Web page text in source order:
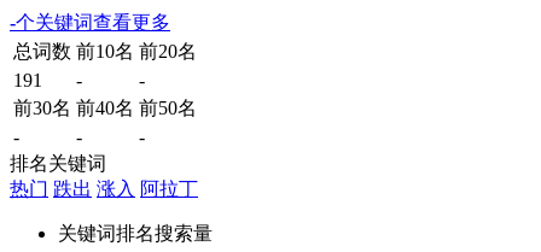
-个关键词查看更多
总词数 前10名 前20名
191
-
-
前30名 前40名 前50名
-
-
-
排名关键词
热门 跌出 涨入 阿拉丁
关键词排名搜索量